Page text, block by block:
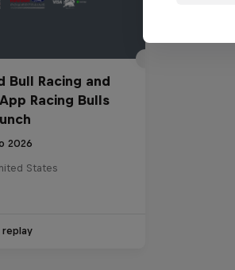
Bull Racing and
Racing Bulls
2026
States
replay